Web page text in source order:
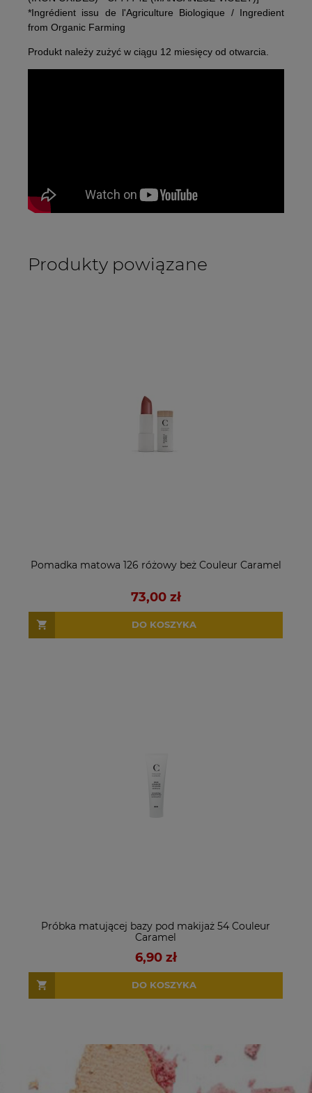
*Ingrédient issu de l'Agriculture Biologique / Ingredient
from Organic Farming
Produkt należy zużyć w ciągu 12 miesięcy od otwarcia.
Produkty powiązane
Pomadka matowa 126 różowy beż Couleur Caramel
73,00 zł
DO KOSZYKA
Próbka matującej bazy pod makijaż 54 Couleur
Caramel
6,90 zł
DO KOSZYKA